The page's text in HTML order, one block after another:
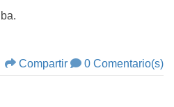
Compartir 0 Comentario(s)